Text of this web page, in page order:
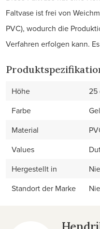
Faltvase ist frei von
PVC), wodurch die
Verfahren erfolgen kann.
Höhe
25
Farbe
Material
Values
Hergestellt in
Standort der Marke